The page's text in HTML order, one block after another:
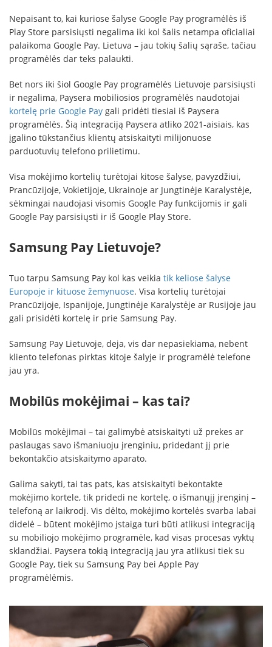
Nepaisant to, kai kuriose šalyse Google Pay programėlės iš
Play Store parsisiųsti negalima iki kol šalis netampa oficialiai
palaikoma Google Pay. Lietuva – jau tokių šalių sąraše, tačiau
programėlės dar teks palaukti.
Bet nors iki šiol Google Pay programėlės Lietuvoje parsisiųsti
ir negalima, Paysera mobiliosios programėlės naudotojai
kortelę prie Google Pay gali pridėti tiesiai iš Paysera
programėlės. Šią integraciją Paysera atliko 2021-aisiais, kas
įgalino tūkstančius klientų atsiskaityti milijonuose
parduotuvių telefono prilietimu.
Visa mokėjimo kortelių turėtojai kitose šalyse, pavyzdžiui,
Prancūzijoje, Vokietijoje, Ukrainoje ar Jungtinėje Karalystėje,
sėkmingai naudojasi visomis Google Pay funkcijomis ir gali
Google Pay parsisiųsti ir iš Google Play Store.
Samsung Pay Lietuvoje?
Tuo tarpu Samsung Pay kol kas veikia tik keliose šalyse
Europoje ir kituose žemynuose. Visa kortelių turėtojai
Prancūzijoje, Ispanijoje, Jungtinėje Karalystėje ar Rusijoje jau
gali prisidėti kortelę ir prie Samsung Pay.
Samsung Pay Lietuvoje, deja, vis dar nepasiekiama, nebent
kliento telefonas pirktas kitoje šalyje ir programėlė telefone
jau yra.
Mobilūs mokėjimai – kas tai?
Mobilūs mokėjimai – tai galimybė atsiskaityti už prekes ar
paslaugas savo išmaniuoju įrenginiu, pridedant jį prie
bekontakčio atsiskaitymo aparato.
Galima sakyti, tai tas pats, kas atsiskaityti bekontakte
mokėjimo kortele, tik pridedi ne kortelę, o išmanųjį įrenginį –
telefoną ar laikrodį. Vis dėlto, mokėjimo kortelės svarba labai
didelė – būtent mokėjimo įstaiga turi būti atlikusi integraciją
su mobiliojo mokėjimo programėle, kad visas procesas vyktų
sklandžiai. Paysera tokią integraciją jau yra atlikusi tiek su
Google Pay, tiek su Samsung Pay bei Apple Pay
programėlėmis.